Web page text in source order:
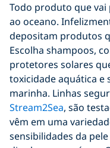
Todo produto que
ao oceano.
depositam produtos
Escolha shampoos,
protetores solares
toxicidade aquática e
marinha. Linhas
Stream2Sea, são
vêm em uma
sensibilidades da